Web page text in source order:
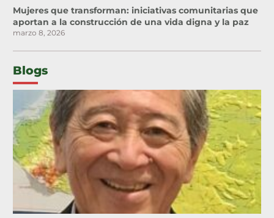
Mujeres que transforman: iniciativas comunitarias que
aportan a la construcción de una vida digna y la paz
marzo 8, 2026
Blogs